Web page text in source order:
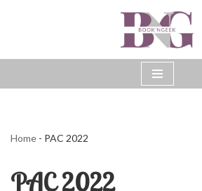
Home - PAC 2022
PAC 2022